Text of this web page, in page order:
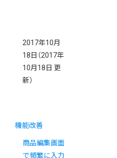
2017年10月
18日 （2017年
10月18日 更
新）
機能改善
商品編集画面
で頻繁に入力